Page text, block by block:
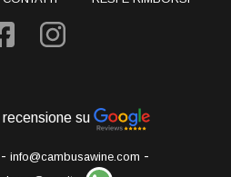
recensione su
- info@cambusawine.com -